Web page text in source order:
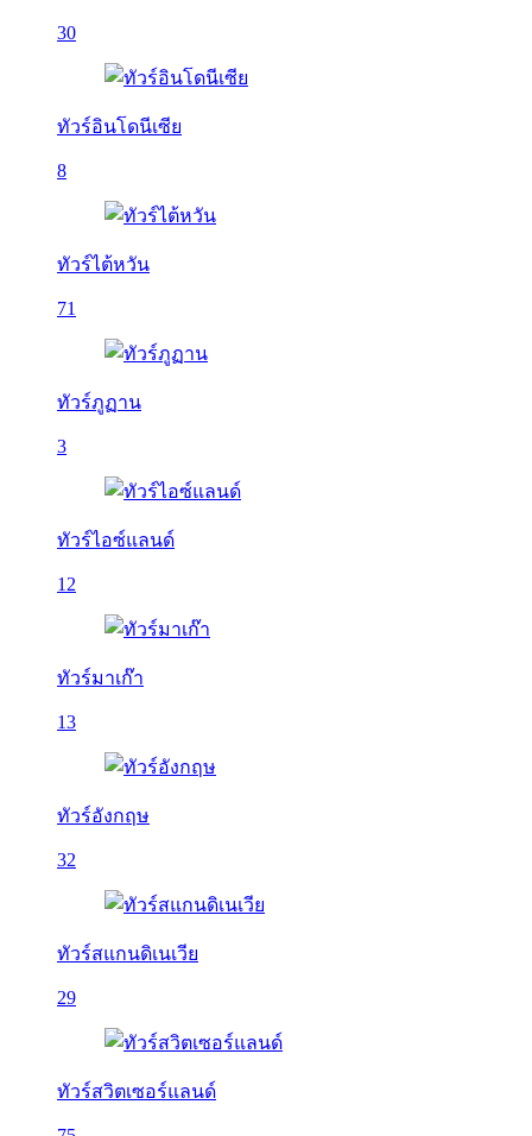
30
ทัวร์อินโดนีเซีย
8
ทัวร์ไต้หวัน
71
ทัวร์ภูฏาน
3
ทัวร์ไอซ์แลนด์
12
ทัวร์มาเก๊า
13
ทัวร์อังกฤษ
32
ทัวร์สแกนดิเนเวีย
29
ทัวร์สวิตเซอร์แลนด์